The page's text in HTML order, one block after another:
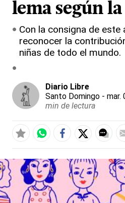
lema según la
Con la consigna de este
reconocer la
niñas de todo el mundo.
Diario Libre
Santo Domingo - mar.
min de lectura